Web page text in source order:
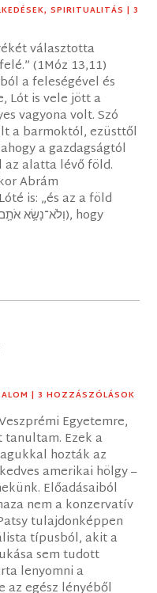
,SPIRITUALITÁS | 3
választotta
(1Móz 13,11)
a feleségével és
Lót is vele jött a
vagyona volt. Szó
a gazdagságtól
alatta lévő föld.
Abrám
is: „és az a föld
| 3 HOZZÁSZÓLÁSOK
Egyetemre,
Ezek a
hozták az
amerikai hölgy –
Előadásaiból
nem a konzervatív
tulajdonképpen
típusból, akit a
sem tudott
lenyomni a